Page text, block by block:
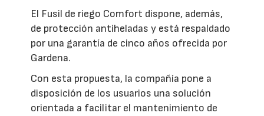
El Fusil de riego Comfort dispone, además,
de protección antiheladas y está respaldado
por una garantía de cinco años ofrecida por
Gardena.
Con esta propuesta, la compañía pone a
disposición de los usuarios una solución
orientada a facilitar el mantenimiento de